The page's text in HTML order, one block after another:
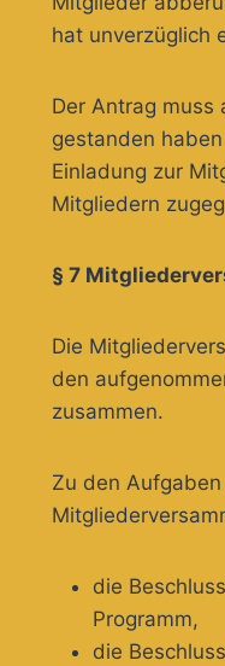
hat unverzüglich
Der Antrag muss
gestanden
Einladung zur
Mitgliedern
§ 7
Die
den
zusammen.
Zu den
die
Programm,
die